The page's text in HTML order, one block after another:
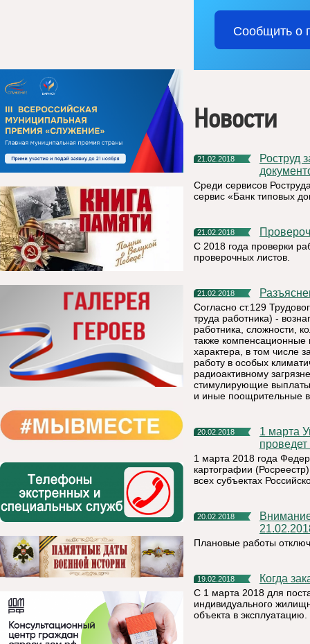
Сообщить о
Новости
21.02.2018
Роструд запустил новый сервис «Банк типовых
Среди сервисов
сервис «Банк типовых
21.02.2018
С 2018 года проверки
проверочных листов.
21.02.2018
Согласно ст.129
труда работника) -
работника, сложности,
также компенсационные
характера, в том числе
работу в особых
радиоактивному
стимулирующие
и иные поощрительные
20.02.2018
1 марта Управление Росреестра по Республики Коми
1 марта 2018 года
картографии
всех субъектах
20.02.2018
Внимание населению!!! отключение электроэнергии
Плановые работы
19.02.2018 Когда
С 1 марта 2018 для
индивидуального
объекта в эксплуатацию.